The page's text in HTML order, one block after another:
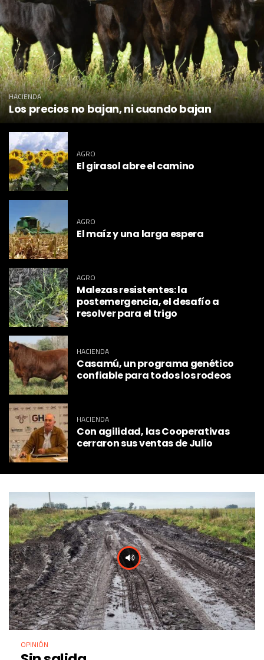
HACIENDA
Los precios no bajan, ni cuando bajan
AGRO
El girasol abre el camino
AGRO
El maíz y una larga espera
AGRO
Malezas resistentes: la
postemergencia, el desafío a
resolver para el trigo
HACIENDA
Casamú, un programa genético
confiable para todos los rodeos
HACIENDA
Con agilidad, las Cooperativas
cerraron sus ventas de Julio
OPINIÓN